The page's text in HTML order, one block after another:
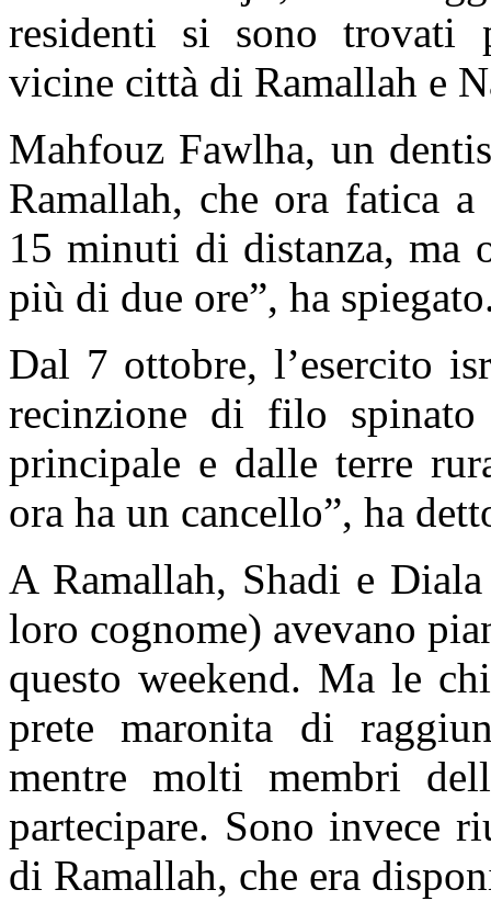
residenti si sono trovati
vicine città di Ramallah e
Mahfouz Fawlha, un
Ramallah, che ora fatica
15 minuti di distanza, ma
più di due ore”, ha
Dal 7 ottobre, l’esercito
recinzione di filo spinato
principale e dalle terre
ora ha un cancello”, ha
A Ramallah, Shadi e
loro cognome) avevano
questo weekend. Ma le
prete maronita di
mentre molti membri
partecipare. Sono invece
di Ramallah, che era